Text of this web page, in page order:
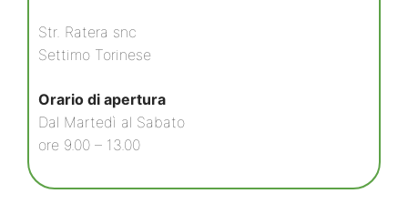
Str. Ratera snc
Settimo Torinese
Orario di apertura
Dal Martedì al Sabato
ore 9.00 – 13.00